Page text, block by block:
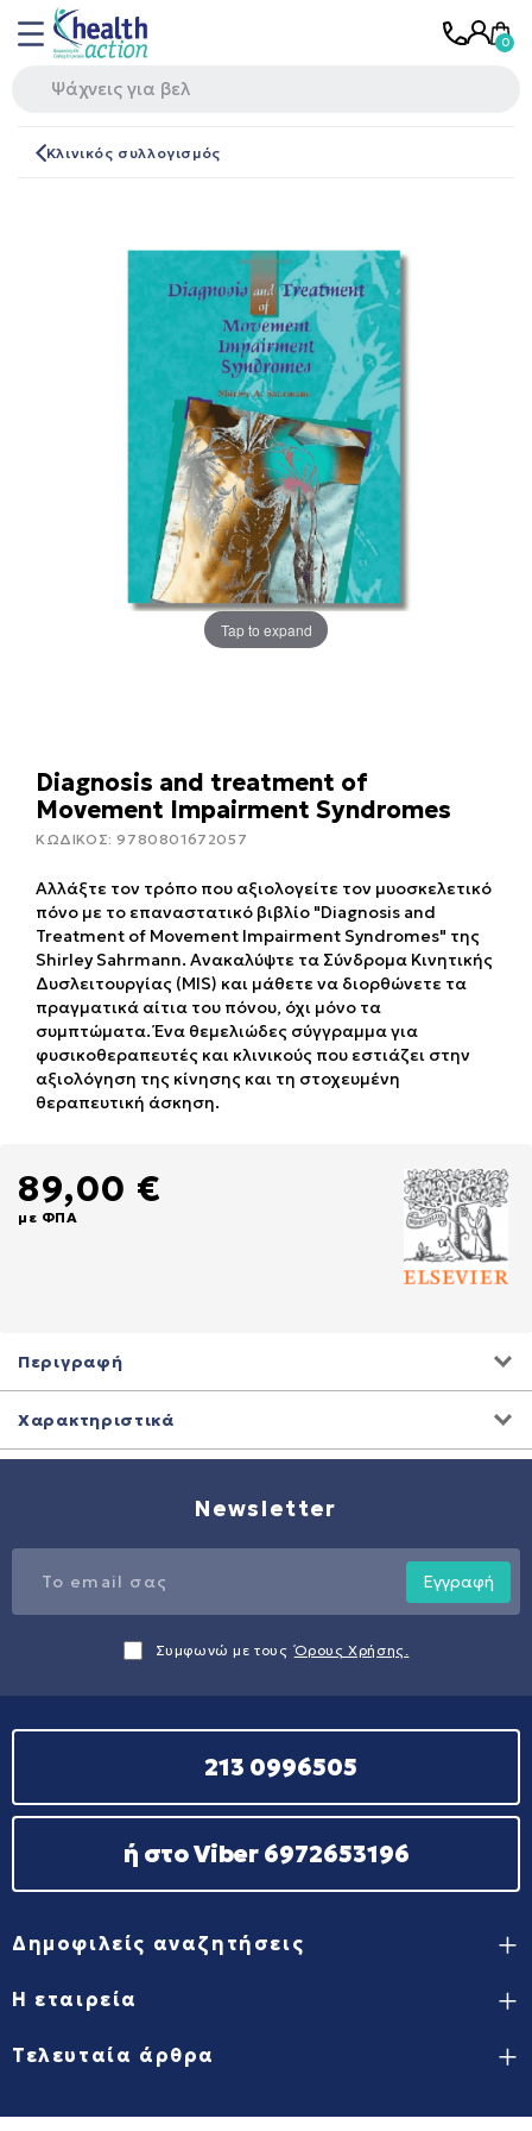
Κλινικός συλλογισμός
Tap to expand
Diagnosis and treatment of
Movement Impairment Syndromes
ΚΩΔΙΚΟΣ:9780801672057
Αλλάξτε τον τρόπο που αξιολογείτε τον μυοσκελετικό
πόνο με το επαναστατικό βιβλίο "Diagnosis and
Treatment of Movement Impairment Syndromes" της
Shirley Sahrmann. Ανακαλύψτε τα Σύνδρομα Κινητικής
Δυσλειτουργίας (MIS) και μάθετε να διορθώνετε τα
πραγματικά αίτια του πόνου, όχι μόνο τα
συμπτώματα. Ένα θεμελιώδες σύγγραμμα για
φυσικοθεραπευτές και κλινικούς που εστιάζει στην
αξιολόγηση της κίνησης και τη στοχευμένη
θεραπευτική άσκηση.
89,00 €
με ΦΠΑ
Περιγραφή
Χαρακτηριστικά
Newsletter
Εγγραφή
Συμφωνώ με τους Όρους Χρήσης.
213 0996505
ή στο Viber 6972653196
Δημοφιλείς αναζητήσεις
Η εταιρεία
Τελευταία άρθρα